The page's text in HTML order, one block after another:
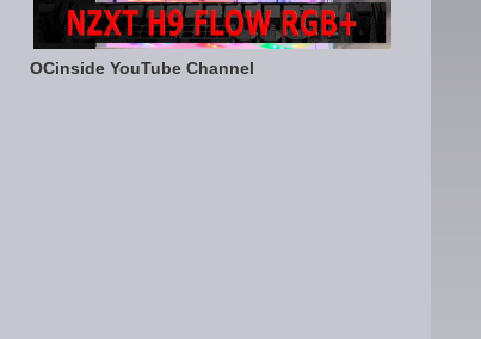
OCinside YouTube Channel